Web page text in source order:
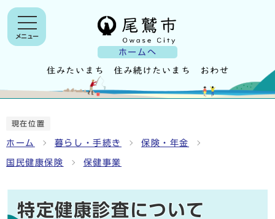
ホームへ
メニュー
現在位置
ホーム 暮らし・手続き 保険・年金
国民健康保険 保健事業
特定健康診査について